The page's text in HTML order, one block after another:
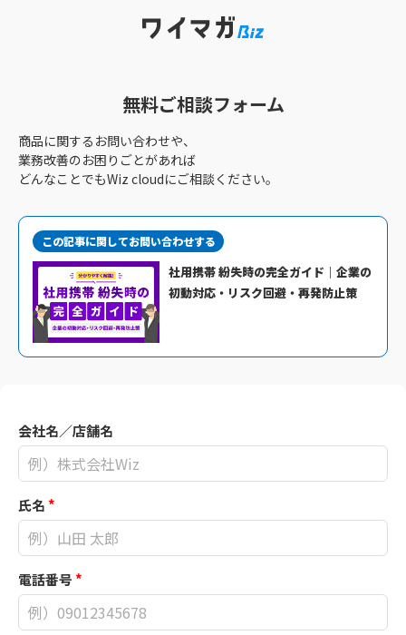
無料ご相談フォーム
商品に関するお問い合わせや、
業務改善のお困りごとがあれば
どんなことでもWiz cloudにご相談ください。
この記事に関してお問い合わせする
社用携帯 紛失時の完全ガイド｜企業の
初動対応・リスク回避・再発防止策
会社名／店舗名
氏名*
電話番号*